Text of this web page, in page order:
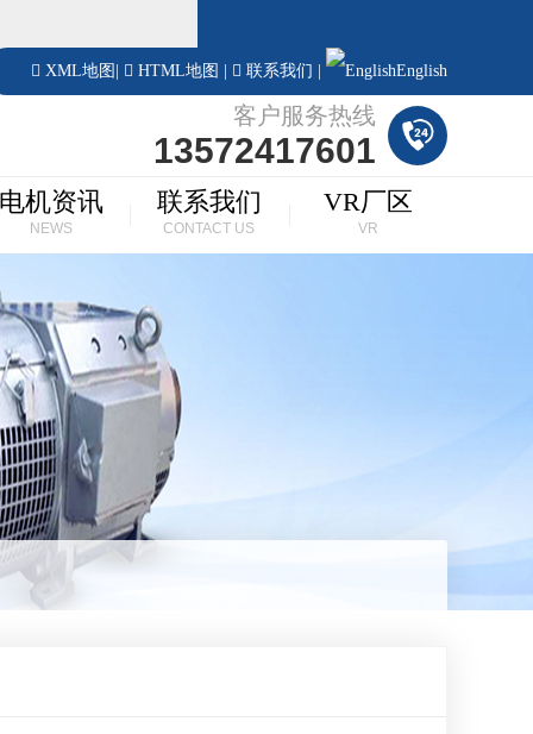
XML地图 HTML地图 联系我们 English
客户服务热线
13572417601
机资讯
NEWS
联系我们
CONTACT US
VR厂区
VR